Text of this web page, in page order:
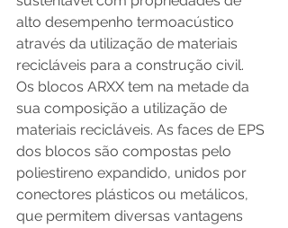
alto desempenho termoacústico
através da utilização de materiais
recicláveis para a construção civil.
Os blocos ARXX tem na metade da
sua composição a utilização de
materiais recicláveis. As faces de EPS
dos blocos são compostas pelo
poliestireno expandido, unidos por
conectores plásticos ou metálicos,
que permitem diversas vantagens